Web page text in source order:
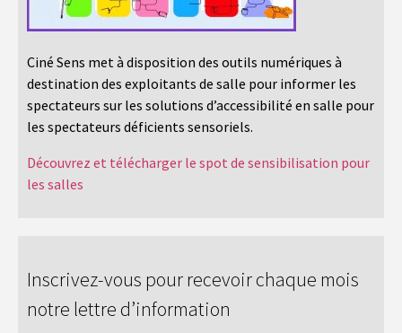
Ciné Sens met à disposition des outils numériques à
destination des exploitants de salle pour informer les
spectateurs sur les solutions d’accessibilité en salle pour
les spectateurs déficients sensoriels.
Découvrez et télécharger le spot de sensibilisation pour
les salles
Inscrivez-vous pour recevoir chaque mois
notre lettre d’information